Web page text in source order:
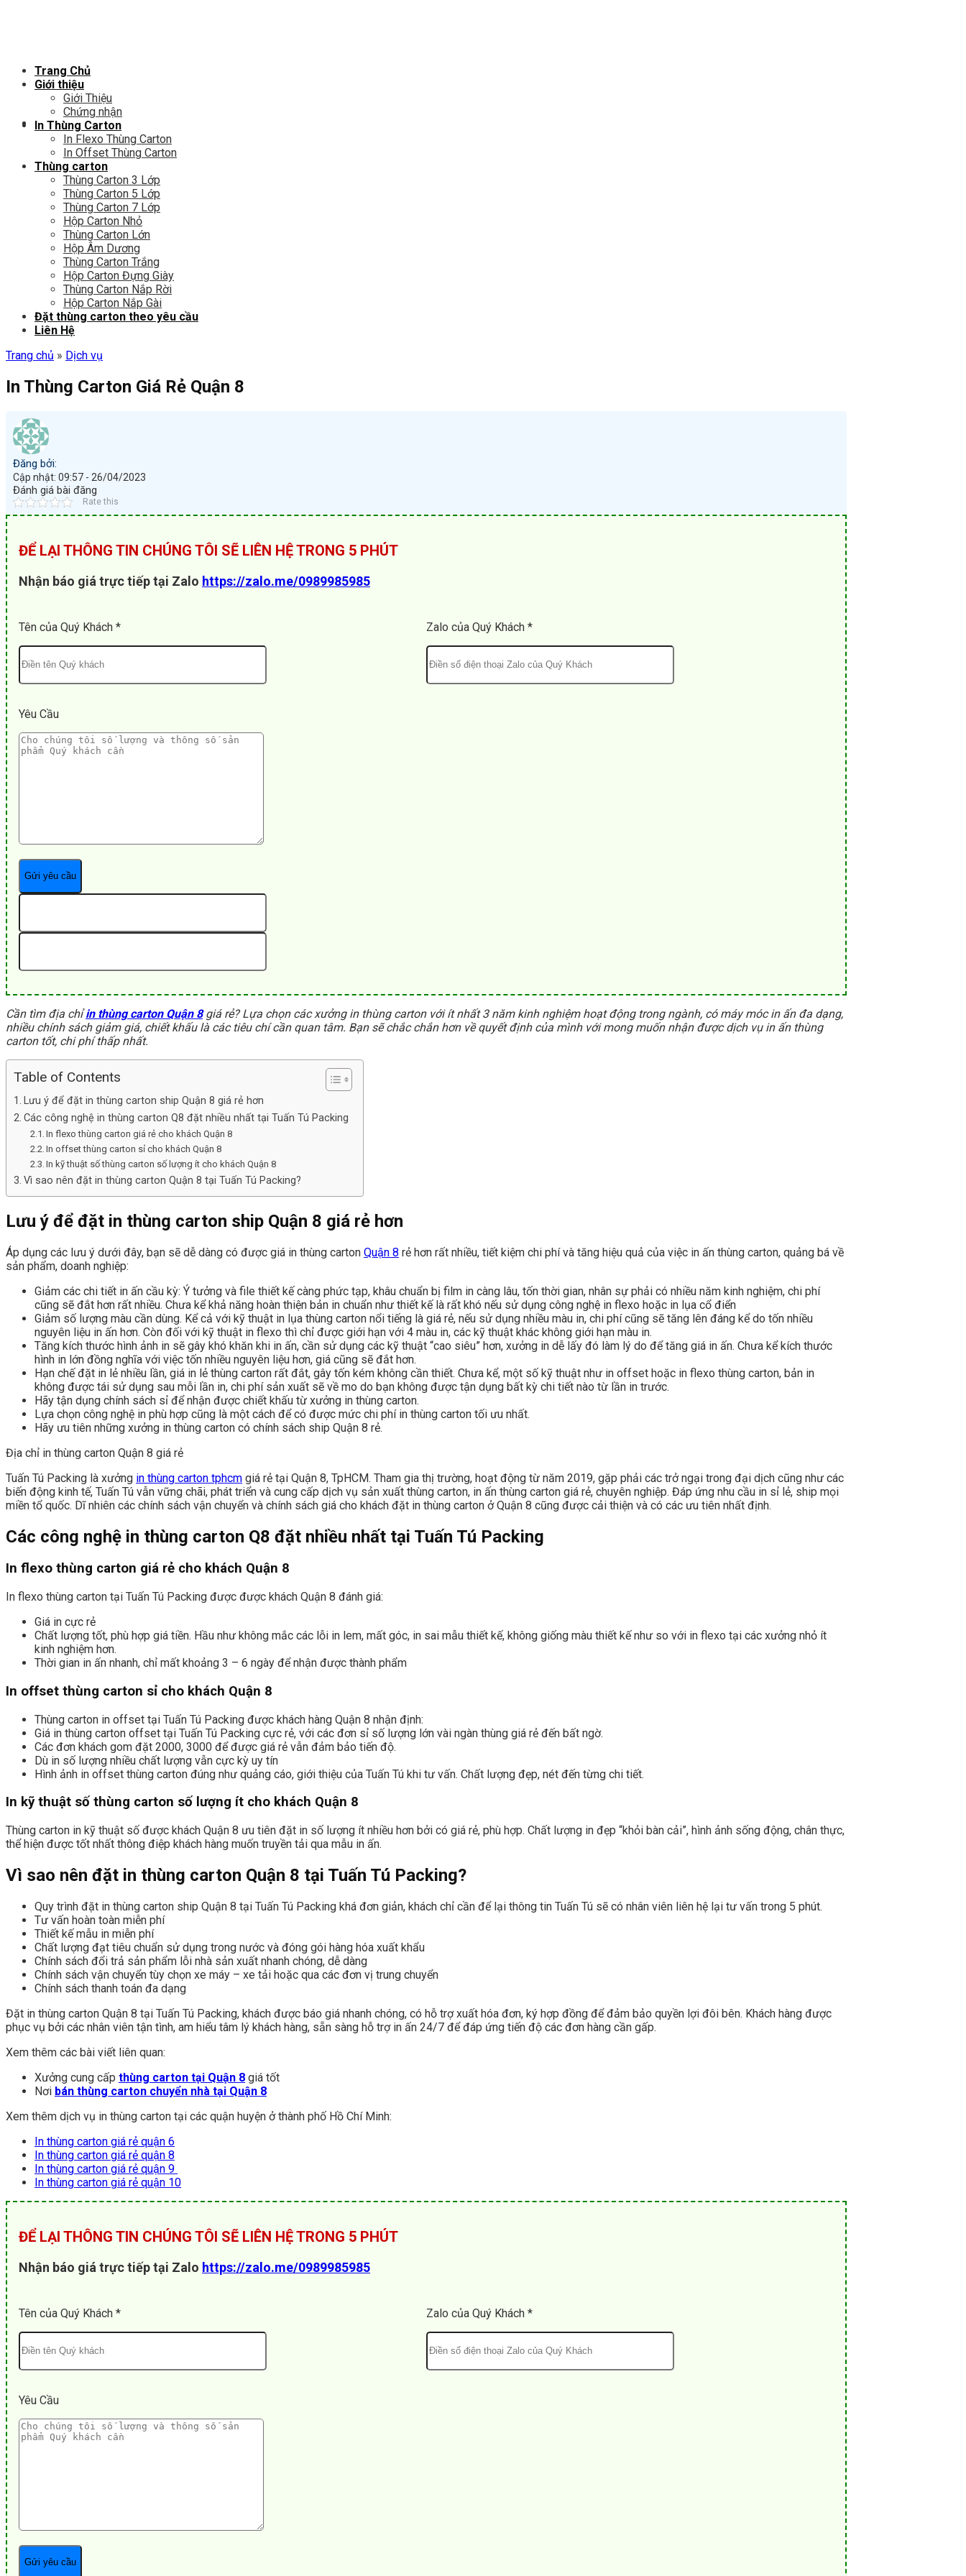
Trang Chủ
Giới thiệu
Giới Thiệu
Chứng nhận
In Thùng Carton
In Flexo Thùng Carton
In Offset Thùng Carton
Thùng carton
Thùng Carton 3 Lớp
Thùng Carton 5 Lớp
Thùng Carton 7 Lớp
Hộp Carton Nhỏ
Thùng Carton Lớn
Hộp Âm Dương
Thùng Carton Trắng
Hộp Carton Đựng Giày
Thùng Carton Nắp Rời
Hộp Carton Nắp Gài
Đặt thùng carton theo yêu cầu
Liên Hệ
Trang chủ » Dịch vụ
In Thùng Carton Giá Rẻ Quận 8
Đăng bởi:
Cập nhật: 09:57 - 26/04/2023
Đánh giá bài đăng
Rate this
ĐỂ LẠI THÔNG TIN CHÚNG TÔI SẼ LIÊN HỆ TRONG 5 PHÚT
Nhận báo giá trực tiếp tại Zalo https://zalo.me/0989985985
Tên của Quý Khách * Zalo của Quý Khách *
Yêu Cầu
Cần tìm địa chỉin thùng carton Quận 8giá rẻ? Lựa chọn các xưởng in thùng carton với ít nhất 3 năm kinh nghiệm hoạt động trong ngành, có máy móc in ấn đa dạng,
nhiều chính sách giảm giá, chiết khấu là các tiêu chí cần quan tâm. Bạn sẽ chắc chắn hơn về quyết định của mình với mong muốn nhận được dịch vụ in ấn thùng
carton tốt, chi phí thấp nhất.
Table of Contents
Lưu ý để đặt in thùng carton ship Quận 8 giá rẻ hơn
Các công nghệ in thùng carton Q8 đặt nhiều nhất tại Tuấn Tú Packing
In flexo thùng carton giá rẻ cho khách Quận 8
In offset thùng carton sỉ cho khách Quận 8
In kỹ thuật số thùng carton số lượng ít cho khách Quận 8
Vì sao nên đặt in thùng carton Quận 8 tại Tuấn Tú Packing?
Lưu ý để đặt in thùng carton ship Quận 8 giá rẻ hơn
Áp dụng các lưu ý dưới đây, bạn sẽ dễ dàng có được giá in thùng carton Quận 8 rẻ hơn rất nhiều, tiết kiệm chi phí và tăng hiệu quả của việc in ấn thùng carton, quảng bá về
sản phẩm, doanh nghiệp:
Giảm các chi tiết in ấn cầu kỳ: Ý tưởng và file thiết kế càng phức tạp, khâu chuẩn bị film in càng lâu, tốn thời gian, nhân sự phải có nhiều năm kinh nghiệm, chi phí
cũng sẽ đắt hơn rất nhiều. Chưa kể khả năng hoàn thiện bản in chuẩn như thiết kế là rất khó nếu sử dụng công nghệ in flexo hoặc in lụa cổ điển
Giảm số lượng màu cần dùng. Kể cả với kỹ thuật in lụa thùng carton nổi tiếng là giá rẻ, nếu sử dụng nhiều màu in, chi phí cũng sẽ tăng lên đáng kể do tốn nhiều
nguyên liệu in ấn hơn. Còn đối với kỹ thuật in flexo thì chỉ được giới hạn với 4 màu in, các kỹ thuật khác không giới hạn màu in.
Tăng kích thước hình ảnh in sẽ gây khó khăn khi in ấn, cần sử dụng các kỹ thuật “cao siêu” hơn, xưởng in dễ lấy đó làm lý do để tăng giá in ấn. Chưa kể kích thước
hình in lớn đồng nghĩa với việc tốn nhiều nguyên liệu hơn, giá cũng sẽ đắt hơn.
Hạn chế đặt in lẻ nhiều lần, giá in lẻ thùng carton rất đắt, gây tốn kém không cần thiết. Chưa kể, một số kỹ thuật như in offset hoặc in flexo thùng carton, bản in
không được tái sử dụng sau mỗi lần in, chi phí sản xuất sẽ về mo do bạn không được tận dụng bất kỳ chi tiết nào từ lần in trước.
Hãy tận dụng chính sách sỉ để nhận được chiết khấu từ xưởng in thùng carton.
Lựa chọn công nghệ in phù hợp cũng là một cách để có được mức chi phí in thùng carton tối ưu nhất.
Hãy ưu tiên những xưởng in thùng carton có chính sách ship Quận 8 rẻ.
Địa chỉ in thùng carton Quận 8 giá rẻ
Tuấn Tú Packing là xưởng in thùng carton tphcm giá rẻ tại Quận 8, TpHCM. Tham gia thị trường, hoạt động từ năm 2019, gặp phải các trở ngại trong đại dịch cũng như các
biến động kinh tế, Tuấn Tú vẫn vững chãi, phát triển và cung cấp dịch vụ sản xuất thùng carton, in ấn thùng carton giá rẻ, chuyên nghiệp. Đáp ứng nhu cầu in sỉ lẻ, ship mọi
miền tổ quốc. Dĩ nhiên các chính sách vận chuyển và chính sách giá cho khách đặt in thùng carton ở Quận 8 cũng được cải thiện và có các ưu tiên nhất định.
Các công nghệ in thùng carton Q8 đặt nhiều nhất tại Tuấn Tú Packing
In flexo thùng carton giá rẻ cho khách Quận 8
In flexo thùng carton tại Tuấn Tú Packing được được khách Quận 8 đánh giá:
Giá in cực rẻ
Chất lượng tốt, phù hợp giá tiền. Hầu như không mắc các lỗi in lem, mất góc, in sai mẫu thiết kế, không giống màu thiết kế như so với in flexo tại các xưởng nhỏ ít
kinh nghiệm hơn.
Thời gian in ấn nhanh, chỉ mất khoảng 3 – 6 ngày để nhận được thành phẩm
In offset thùng carton sỉ cho khách Quận 8
Thùng carton in offset tại Tuấn Tú Packing được khách hàng Quận 8 nhận định:
Giá in thùng carton offset tại Tuấn Tú Packing cực rẻ, với các đơn sỉ số lượng lớn vài ngàn thùng giá rẻ đến bất ngờ.
Các đơn khách gom đặt 2000, 3000 để được giá rẻ vẫn đảm bảo tiến độ.
Dù in số lượng nhiều chất lượng vẫn cực kỳ uy tín
Hình ảnh in offset thùng carton đúng như quảng cáo, giới thiệu của Tuấn Tú khi tư vấn. Chất lượng đẹp, nét đến từng chi tiết.
In kỹ thuật số thùng carton số lượng ít cho khách Quận 8
Thùng carton in kỹ thuật số được khách Quận 8 ưu tiên đặt in số lượng ít nhiều hơn bởi có giá rẻ, phù hợp. Chất lượng in đẹp “khỏi bàn cải”, hình ảnh sống động, chân thực,
thể hiện được tốt nhất thông điệp khách hàng muốn truyền tải qua mẫu in ấn.
Vì sao nên đặt in thùng carton Quận 8 tại Tuấn Tú Packing?
Quy trình đặt in thùng carton ship Quận 8 tại Tuấn Tú Packing khá đơn giản, khách chỉ cần để lại thông tin Tuấn Tú sẽ có nhân viên liên hệ lại tư vấn trong 5 phút.
Tư vấn hoàn toàn miễn phí
Thiết kế mẫu in miễn phí
Chất lượng đạt tiêu chuẩn sử dụng trong nước và đóng gói hàng hóa xuất khẩu
Chính sách đổi trả sản phẩm lỗi nhà sản xuất nhanh chóng, dễ dàng
Chính sách vận chuyển tùy chọn xe máy – xe tải hoặc qua các đơn vị trung chuyển
Chính sách thanh toán đa dạng
Đặt in thùng carton Quận 8 tại Tuấn Tú Packing, khách được báo giá nhanh chóng, có hỗ trợ xuất hóa đơn, ký hợp đồng để đảm bảo quyền lợi đôi bên. Khách hàng được
phục vụ bởi các nhân viên tận tình, am hiểu tâm lý khách hàng, sẵn sàng hỗ trợ in ấn 24/7 để đáp ứng tiến độ các đơn hàng cần gấp.
Xem thêm các bài viết liên quan:
Xưởng cung cấp thùng carton tại Quận 8 giá tốt
Nơi bán thùng carton chuyển nhà tại Quận 8
Xem thêm dịch vụ in thùng carton tại các quận huyện ở thành phố Hồ Chí Minh:
In thùng carton giá rẻ quận 6
In thùng carton giá rẻ quận 8
In thùng carton giá rẻ quận 9
In thùng carton giá rẻ quận 10
ĐỂ LẠI THÔNG TIN CHÚNG TÔI SẼ LIÊN HỆ TRONG 5 PHÚT
Nhận báo giá trực tiếp tại Zalo https://zalo.me/0989985985
Tên của Quý Khách * Zalo của Quý Khách *
Yêu Cầu